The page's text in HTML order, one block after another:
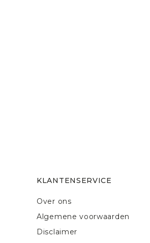
KLANTENSERVICE
Over ons
Algemene voorwaarden
Disclaimer